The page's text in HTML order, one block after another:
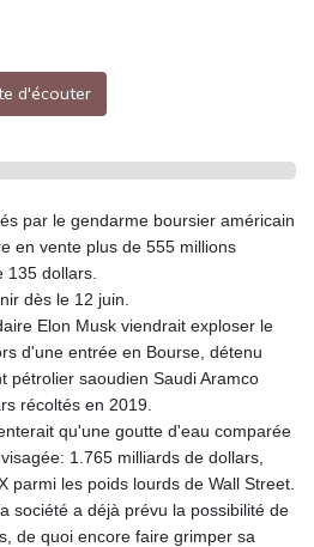
d'écouter
par le gendarme boursier américain
en vente plus de 555 millions
135 dollars.
dès le 12 juin.
Elon Musk viendrait exploser le
d'une entrée en Bourse, détenu
pétrolier saoudien Saudi Aramco
récoltés en 2019.
qu'une goutte d'eau comparée
1.765 milliards de dollars,
parmi les poids lourds de Wall Street.
société a déjà prévu la possibilité de
de quoi encore faire grimper sa